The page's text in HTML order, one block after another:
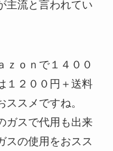
主流と言われてい
ｚｏｎで１４００
１２００円＋送料
スメですね。
ガスで代用も出来
スの使用をおスス